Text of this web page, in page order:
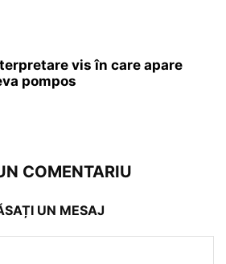
vis în care apare
pompos
COMENTARIU
UN MESAJ